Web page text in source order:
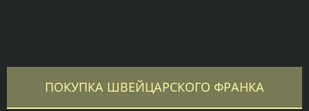
ПОКУПКА ШВЕЙЦАРСКОГО ФРАНКА